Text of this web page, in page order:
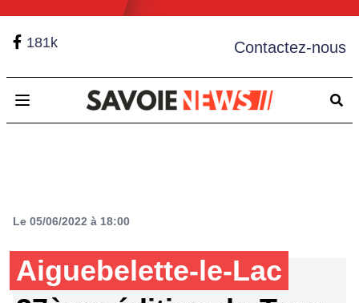
181k Contactez-nous
Open main menu
Le 05/06/2022 à 18:00
Aiguebelette-le-Lac